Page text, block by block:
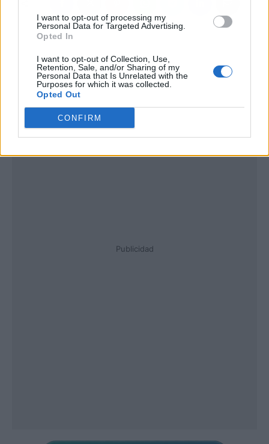
I want to opt-out of processing my
Personal Data for Targeted Advertising.
Opted In
I want to opt-out of Collection, Use,
Retention, Sale, and/or Sharing of my
Personal Data that Is Unrelated with the
Purposes for which it was collected.
Opted Out
CONFIRM
Publicidad